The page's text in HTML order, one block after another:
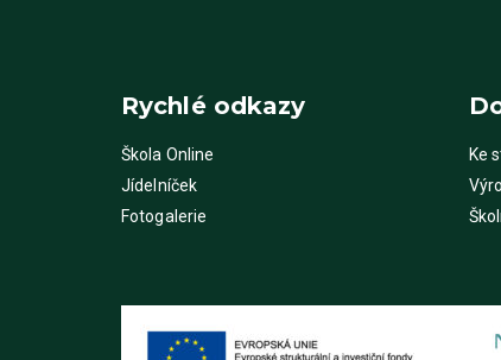
Rychlé odkazy
Škola Online
Jídelníček
Fotogalerie
Ke